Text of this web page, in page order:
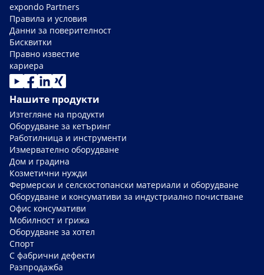
expondo Partners
Правила и условия
Данни за поверителност
Бисквитки
Правно известие
кариера
Нашите продукти
Изтегляне на продукти
Оборудване за кетъринг
Работилница и инструменти
Измервателно оборудване
Дом и градина
Козметични нужди
Фермерски и селскостопански материали и оборудване
Оборудване и консумативи за индустриално почистване
Офис консумативи
Мобилност и грижа
Оборудване за хотел
Спорт
С фабрични дефекти
Разпродажба